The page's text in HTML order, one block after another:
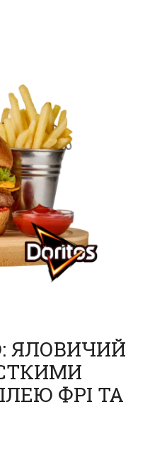
ЯЛОВИЧИЙ
ФРІ ТА